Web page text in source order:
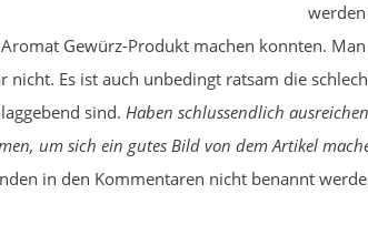
Gewürz-Produkt machen konnten.
nicht. Es ist auch unbedingt ratsam die
sind. Haben schlussendlich
um sich ein gutes Bild von dem Artikel
in den Kommentaren nicht benannt